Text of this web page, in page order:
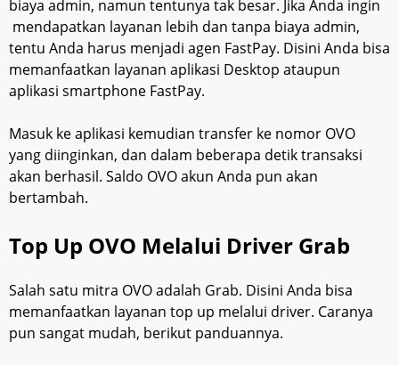
biaya admin, namun tentunya tak besar. Jika Anda ingin
mendapatkan layanan lebih dan tanpa biaya admin,
tentu Anda harus menjadi agen FastPay. Disini Anda bisa
memanfaatkan layanan aplikasi Desktop ataupun
aplikasi smartphone FastPay.
Masuk ke aplikasi kemudian transfer ke nomor OVO
yang diinginkan, dan dalam beberapa detik transaksi
akan berhasil. Saldo OVO akun Anda pun akan
bertambah.
Top Up OVO Melalui Driver Grab
Salah satu mitra OVO adalah Grab. Disini Anda bisa
memanfaatkan layanan top up melalui driver. Caranya
pun sangat mudah, berikut panduannya.